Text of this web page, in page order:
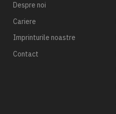
Despre noi
Cariere
Imprinturile noastre
Contact